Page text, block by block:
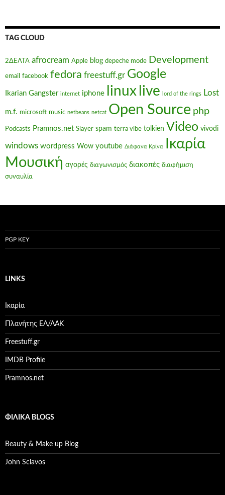
TAG CLOUD
2ΔΕΛΤΑ afrocream Apple blog depeche mode Development
email facebook fedora freestuff.gr Google
Ikarian Gangster internet iphone linux live lord of the rings Lost
m.f. microsoft music netbeans netcat Open Source php
Podcasts Pramnos.net Slayer spam terra vibe tolkien Video vivodi
windows wordpress Wow youtube Διάφανα Κρίνα Ικαρία
Μουσική αγορές διαγωνισμός διακοπές διαφήμιση
συναυλία
PGP KEY
LINKS
Ικαρία
Πλανήτης ΕΛ/ΛΑΚ
Freestuff.gr
IMDB Profile
Pramnos.net
ΦΙΛΙΚΆ BLOGS
Beauty & Make up Blog
John Sclavos